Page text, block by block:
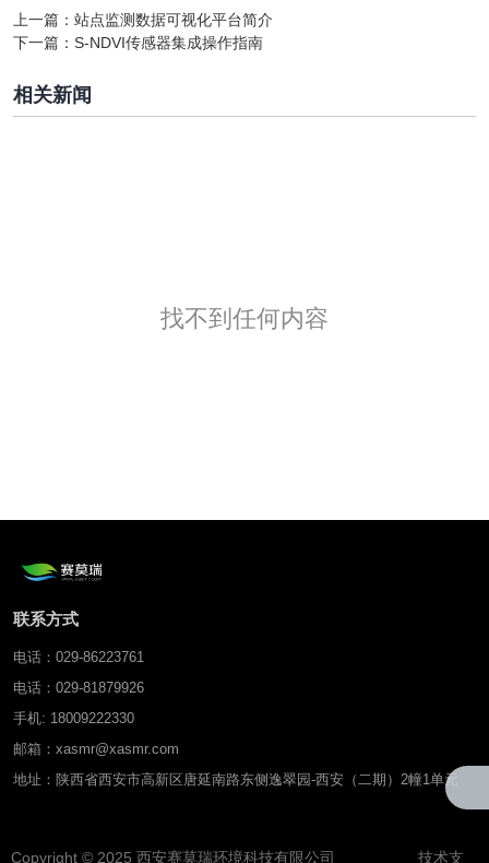
上一篇： 站点监测数据可视化平台简介
下一篇： S-NDVI传感器集成操作指南
相关新闻
找不到任何内容
联系方式
电话：029-86223761
电话：029-81879926
手机: 18009222330
邮箱：xasmr@xasmr.com
地址：陕西省西安市高新区唐延南路东侧逸翠园-西安（二期）2幢1单元
Copyright © 2025 西安赛莫瑞环境科技有限公司 技术支